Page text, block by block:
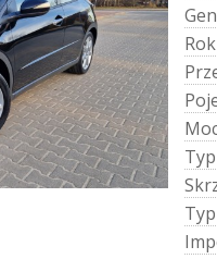
Gen
Rok
Prz
Poj
Mo
Typ
Skr
Typ
Imp